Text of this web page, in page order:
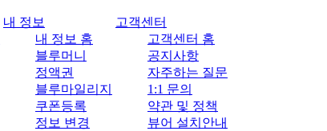
내 정보
내 정보 홈
블루머니
정액권
블루마일리지
쿠폰등록
정보 변경
고객센터
고객센터 홈
공지사항
자주하는 질문
1:1 문의
약관 및 정책
뷰어 설치안내